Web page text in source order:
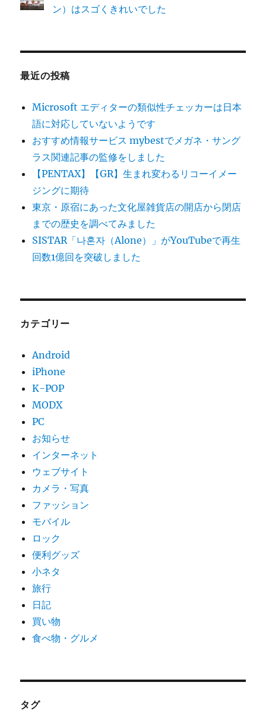
ン）はスゴくきれいでした
最近の投稿
Microsoft エディターの類似性チェッカーは日本
語に対応していないようです
おすすめ情報サービス mybestでメガネ・サング
ラス関連記事の監修をしました
【PENTAX】【GR】生まれ変わるリコーイメー
ジングに期待
東京・原宿にあった文化屋雑貨店の開店から閉店
までの歴史を調べてみました
SISTAR「나혼자（Alone）」がYouTubeで再生
回数1億回を突破しました
カテゴリー
Android
iPhone
K-POP
MODX
PC
お知らせ
インターネット
ウェブサイト
カメラ・写真
ファッション
モバイル
ロック
便利グッズ
小ネタ
旅行
日記
買い物
食べ物・グルメ
タグ